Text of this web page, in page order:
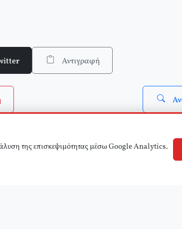
του Δικτύου Κριτικής και Δράσης στην Παιδεία)
Αντιγραφή
της επισκεψιμότητας μέσω Google Analytics.